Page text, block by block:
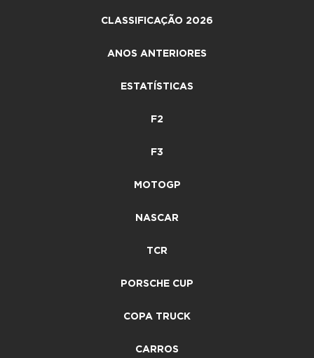
CLASSIFICAÇÃO 2026
ANOS ANTERIORES
ESTATÍSTICAS
F2
F3
MOTOGP
NASCAR
TCR
PORSCHE CUP
COPA TRUCK
CARROS